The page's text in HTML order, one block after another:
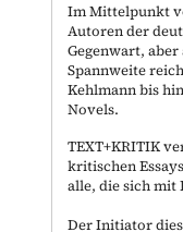
Im Mittelpunkt
Autoren der
Gegenwart,
Spannweite
Kehlmann bis
Novels.
TEXT+KRITIK
kritischen
alle, die sich mit
Der Initiator